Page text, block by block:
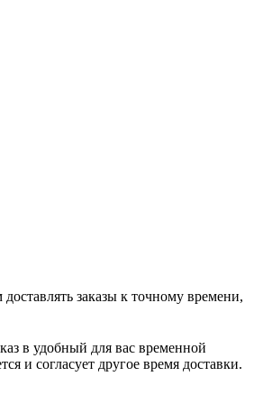
заказы к точному времени,
в удобный для вас временной
и согласует другое время доставки.